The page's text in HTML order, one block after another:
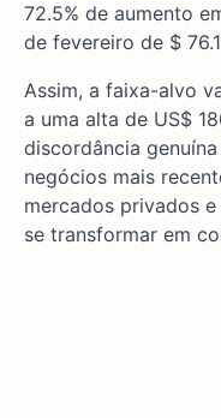
72.5% de aumento
de fevereiro de $
Assim, a faixa-alvo
a uma alta de US$
discordância
negócios mais
mercados privados
se transformar em